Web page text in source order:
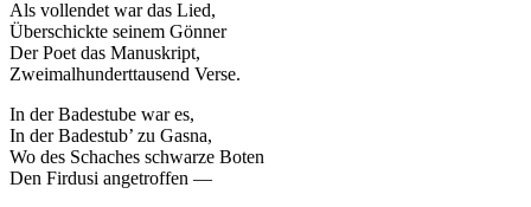
Als vollendet war das Lied,
Überschickte seinem Gönner
Der Poet das Manuskript,
Zweimalhunderttausend Verse.
In der Badestube war es,
In der Badestub’ zu Gasna,
Wo des Schaches schwarze Boten
Den Firdusi angetroffen —